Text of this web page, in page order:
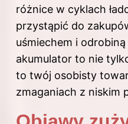
różnice w cyklach
przystąpić do
uśmiechem i
akumulator to nie
to twój osobisty
zmaganiach z niskim